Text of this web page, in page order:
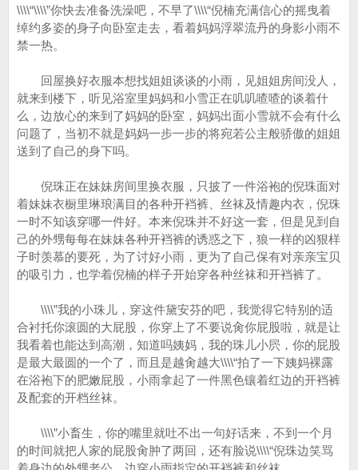
\\\\“\\\\”你快去准备洗澡吧，不早了\\\\“倪楠充满信心的摇曳着
绰约多姿的身子向卧室走去，看着妈妈浮翠流丹的身影小雨不
禁一热。
回屋换好衣服本想找姐姐谈谈的小雨，见姐姐房间没人，
就来到楼下，听见浴室里妈妈和小雪正在叽叽喳喳的谈着什
么，边放心的来到了妈妈的卧室，妈妈出面小雪就不会有什么
问题了，当初不就是妈妈一步一步的将宛若公主般骄傲的姐姐
送到了自己的身下吗。
倪珠正在妹妹房间里换衣服，只披了一件浴袍的倪珠面对
着妹妹衣橱里琳琅满目的各种开裆裤、丝袜及情趣内衣，倪珠
一时不知该穿哪一件好。本来倪珠并不好这一套，但是见到自
己的外甥每每在妹妹各种开裆裤的诱惑之下，狼一样的凶狠样
子时羡慕的要死，为了讨好小雨，更为了自己保有对亲亲宝贝
的吸引力，也学着倪楠的样子开始穿各种丝袜和开裆裤了。
\\\\”我的小珠儿，穿这件黛安芬的吧，我觉得它特别的适
合衬托你滚圆的大屁股，你穿上了不要说肏你屁股啦，就是让
我看着也能达到高潮，知道吗姨妈，我的珠儿小屄，你的屁股
是最大最圆的一个了，而且是越肏越大\\\\“拍了一下姨妈裸露
在浴袍下的肥嫩屁股，小雨拿起了一件黑色镶着红边的开裆裤
及配套的开档丝袜。
\\\\”小畜生，你的嘴里就吐不出一句好话来，不到一个月
的时间就把人家的屁股肏肿了两回，还有脸说\\\\“倪珠边笑骂